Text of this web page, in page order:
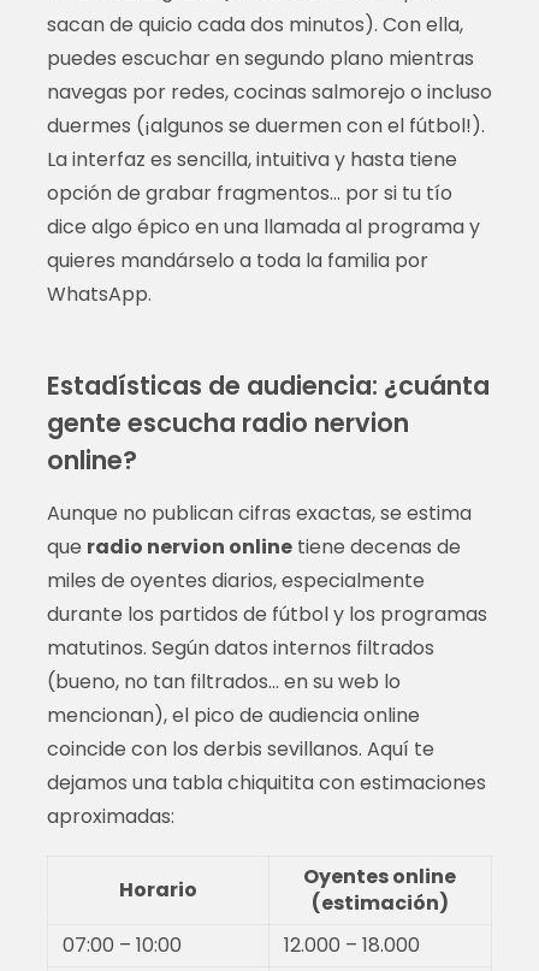
sacan de quicio cada dos minutos). Con ella,
puedes escuchar en segundo plano mientras
navegas por redes, cocinas salmorejo o incluso
duermes (¡algunos se duermen con el fútbol!).
La interfaz es sencilla, intuitiva y hasta tiene
opción de grabar fragmentos… por si tu tío
dice algo épico en una llamada al programa y
quieres mandárselo a toda la familia por
WhatsApp.
Estadísticas de audiencia: ¿cuánta
gente escucha radio nervion
online?
Aunque no publican cifras exactas, se estima
que radio nervion onlinetiene decenas de
miles de oyentes diarios, especialmente
durante los partidos de fútbol y los programas
matutinos. Según datos internos filtrados
(bueno, no tan filtrados… en su web lo
mencionan), el pico de audiencia online
coincide con los derbis sevillanos. Aquí te
dejamos una tabla chiquitita con estimaciones
aproximadas:
Horario
Oyentes online
(estimación)
07:00 – 10:00
12.000 – 18.000